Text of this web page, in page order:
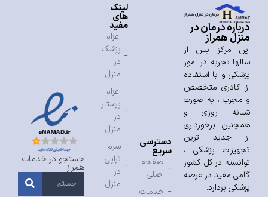
درباره درمان در
منزل همراز
این مرکز پس از
سالها تجربه در امور
پزشکی و با استفاده
از کادری متخصص
و مجرب ، به صورت
شبانه روزی و
همچنین برخورداری
از جدید ترین
تجهیزات پزشکی ،
توانسته در کل کشور
گامی مفید در عرصه
پزشکی بردارد.
دسترسی
سریع
صفحه
اصلی
خدمات
لینک
های
مفید
اعزام
پزشک
در
منزل
اعزام
پرستار
در
منزل
سرم
تراپی
در
منزل
جستجو در خدمات
همراز